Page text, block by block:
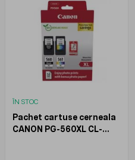
ÎN STOC
Pachet cartuse cerneala
CANON PG-560XL CL-